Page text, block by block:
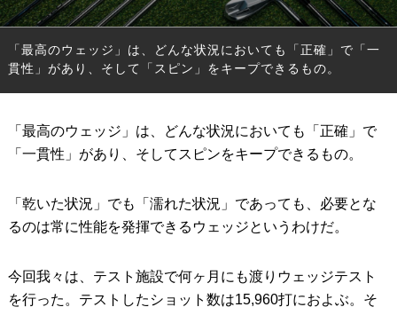
「最高のウェッジ」は、どんな状況においても「正確」で「一
貫性」があり、そして「スピン」をキープできるもの。
「最高のウェッジ」は、どんな状況においても「正確」で
「一貫性」があり、そしてスピンをキープできるもの。
「乾いた状況」でも「濡れた状況」であっても、必要とな
るのは常に性能を発揮できるウェッジというわけだ。
今回我々は、テスト施設で何ヶ月にも渡りウェッジテスト
を行った。テストしたショット数は15,960打におよぶ。そ
DRIVERS ドライバー
FAIRWAY WOODS フェアウェイウッド
HYBRIDS ハイブリッド
IRONS アイアン
PUTTERS パター
Editor’s Picks 編集部のおすすめ